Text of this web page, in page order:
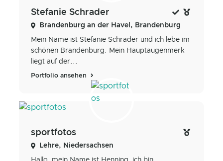
Stefanie Schrader
Brandenburg an der Havel, Brandenburg
Mein Name ist Stefanie Schrader und ich lebe im
schönen Brandenburg. Mein Hauptaugenmerk
liegt auf der...
Portfolio ansehen
sportfotos
Lehre, Niedersachsen